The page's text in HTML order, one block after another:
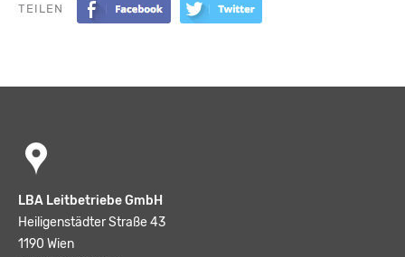
TEILEN
LBA Leitbetriebe GmbH
Heiligenstädter Straße 43
1190 Wien